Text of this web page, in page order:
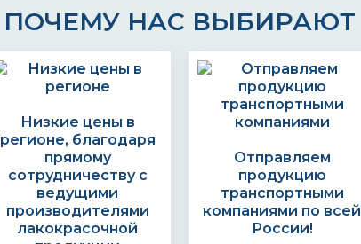
ПОЧЕМУ НАС ВЫБИРАЮТ
Низкие цены в
регионе, благодаря
прямому
сотрудничеству с
ведущими
производителями
лакокрасочной
Отправляем
продукцию
транспортными
компаниями по всей
России!